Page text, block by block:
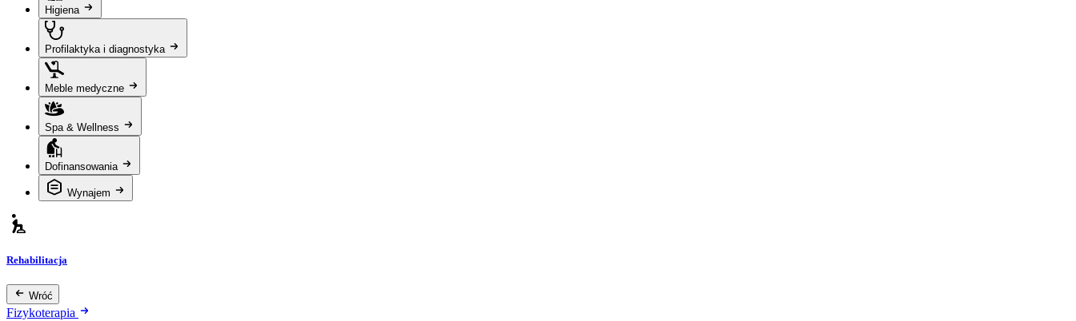
Higiena
Profilaktyka i diagnostyka
Meble medyczne
Spa & Wellness
Dofinansowania
Wynajem
Rehabilitacja
Wróć
Fizykoterapia